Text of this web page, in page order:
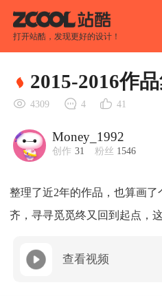
打开站酷，发现更好的设计！
2015-2016作
4309 4 41
Money_1992
创作 31 粉丝 1546
整理了近2年的作品，也算画
齐，寻寻觅觅终又回到起点，
查看视频